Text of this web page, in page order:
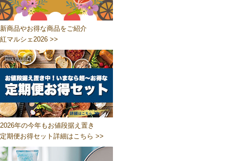
新商品やお得な商品をご紹介
紅マルシェ2026 >>
2026年の今年もお値段据え置き
定期便お得セット詳細はこちら >>